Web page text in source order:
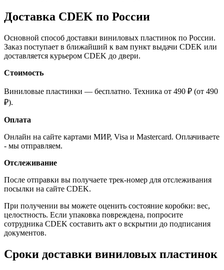
Доставка CDEK по России
Основной способ доставки виниловых пластинок по России.
Заказ поступает в ближайший к вам пункт выдачи CDEK или
доставляется курьером CDEK до двери.
Стоимость
Виниловые пластинки — бесплатно. Техника от 490 ₽ (от 490
₽).
Оплата
Онлайн на сайте картами МИР, Visa и Mastercard. Оплачиваете
- мы отправляем.
Отслеживание
После отправки вы получаете трек-номер для отслеживания
посылки на сайте CDEK.
При получении вы можете оценить состояние коробки: вес,
целостность. Если упаковка повреждена, попросите
сотрудника CDEK составить акт о вскрытии до подписания
документов.
Сроки доставки виниловых пластинок